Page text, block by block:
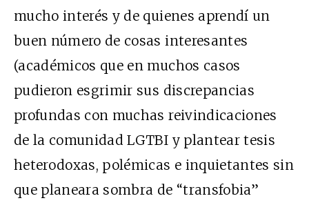
mucho interés y de quienes aprendí un
buen número de cosas interesantes
(académicos que en muchos casos
pudieron esgrimir sus discrepancias
profundas con muchas reivindicaciones
de la comunidad LGTBI y plantear tesis
heterodoxas, polémicas e inquietantes sin
que planeara sombra de “transfobia”